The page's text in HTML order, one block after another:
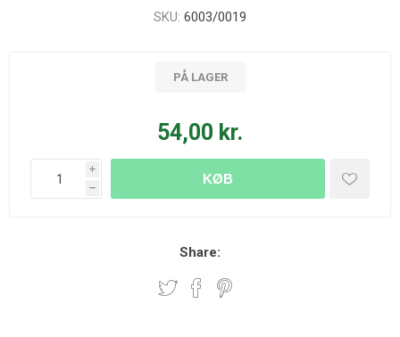
SKU: 6003/0019
PÅ LAGER
54,00 kr.
i
h
KØB
Share: